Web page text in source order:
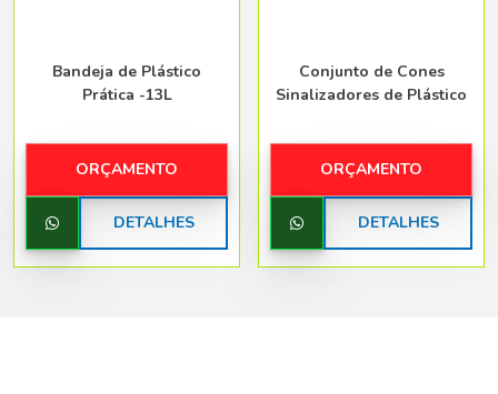
Bandeja de Plástico
Prática -13L
ORÇAMENTO
DETALHES
Conjunto de Cones
Sinalizadores de Plástico
ORÇAMENTO
DETALHES